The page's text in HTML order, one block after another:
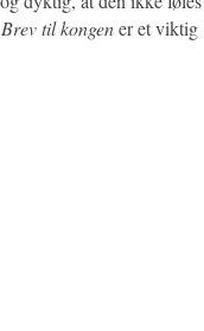
Brev til kongener et viktig